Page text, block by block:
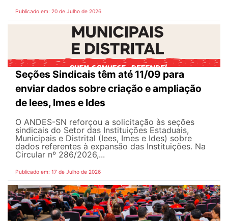
Publicado em: 20 de Julho de 2026
Seções Sindicais têm até 11/09 para
enviar dados sobre criação e ampliação
de Iees, Imes e Ides
O ANDES-SN reforçou a solicitação às seções
sindicais do Setor das Instituições Estaduais,
Municipais e Distrital (Iees, Imes e Ides) sobre
dados referentes à expansão das Instituições. Na
Circular nº 286/2026,...
Publicado em: 17 de Julho de 2026